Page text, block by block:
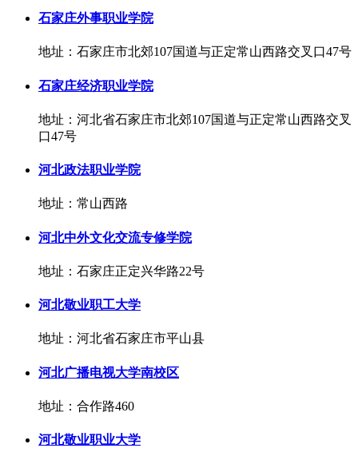
石家庄外事职业学院
地址：石家庄市北郊107国道与正定常山西路交叉口47号
石家庄经济职业学院
地址：河北省石家庄市北郊107国道与正定常山西路交叉
口47号
河北政法职业学院
地址：常山西路
河北中外文化交流专修学院
地址：石家庄正定兴华路22号
河北敬业职工大学
地址：河北省石家庄市平山县
河北广播电视大学南校区
地址：合作路460
河北敬业职业大学